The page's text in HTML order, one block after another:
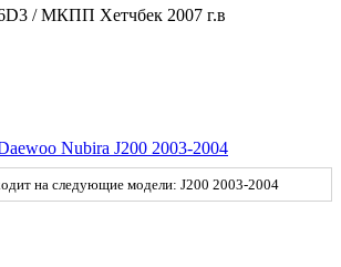
/ МКПП Хетчбек 2007 г.в
Nubira J200 2003-2004
на следующие модели: J200 2003-2004